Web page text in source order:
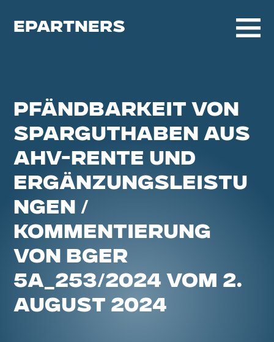
EPARTNERS
PFÄNDBARKEIT VON
SPARGUTHABEN AUS
AHV-RENTE UND
ERGÄNZUNGSLEISTU
NGEN /
KOMMENTIERUNG
VON BGER
5A_253/2024 VOM 2.
AUGUST 2024